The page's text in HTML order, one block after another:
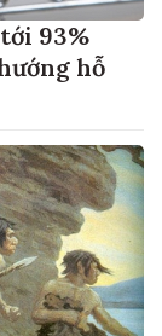
93%
hỗ